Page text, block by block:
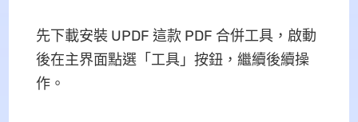
先下載安裝 UPDF 這款 PDF 合併工具，啟動
後在主界面點選「工具」按鈕，繼續後續操
作。